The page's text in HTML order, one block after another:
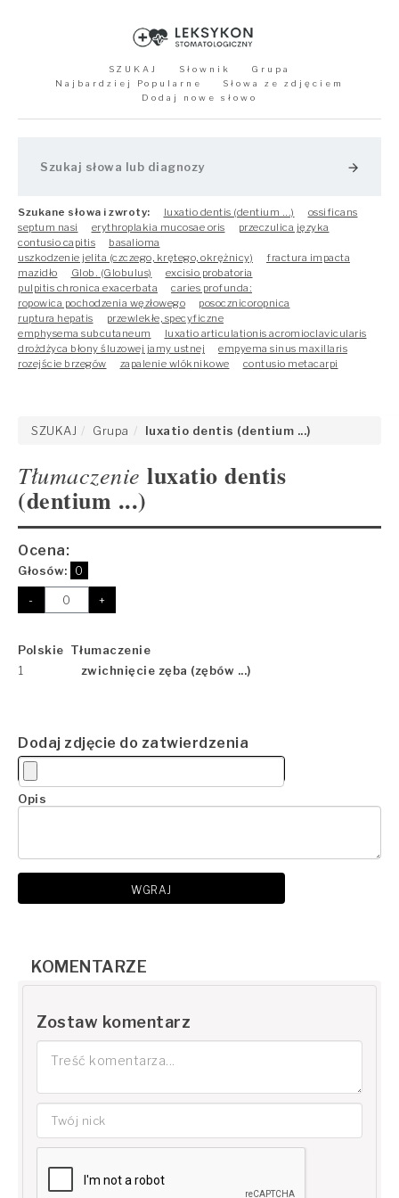
SZUKAJ Słownik
Grupa
Najbardziej Popularne
Słowa ze zdjęciem
Dodaj nowe słowo
arrow_forward
Szukane słowa i zwroty: luxatio dentis (dentium ...)
ossificans
septum nasi
erythroplakia mucosae oris
przeczulica języka
contusio capitis
basalioma
uszkodzenie jelita (czczego, krętego, okrężnicy)
fractura impacta
mazidło
Glob. (Globulus)
excisio probatoria
pulpitis chronica exacerbata
caries profunda:
ropowica pochodzenia węzłowego
posocznicoropnica
ruptura hepatis
przewlekłe, specyficzne
emphysema subcutaneum
luxatio articulationis acromioclavicularis
drożdżyca błony śluzowej jamy ustnej
empyema sinus maxillaris
rozejście brzegów
zapalenie wlóknikowe contusio metacarpi
SZUKAJ Grupa luxatio dentis (dentium ...)
Tłumaczenie luxatio dentis
(dentium ...)
Ocena:
Głosów: 0
- +
Polskie Tłumaczenie
1
zwichnięcie zęba (zębów ...)
Dodaj zdjęcie do zatwierdzenia
Opis
WGRAJ
KOMENTARZE
Zostaw komentarz